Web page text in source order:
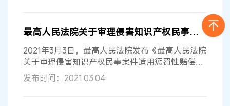
最高人民法院关于审理侵害知识产权民事案件适用惩罚性赔偿的解释
2021年3月3日，最高人民法院发布《最高人民法院
关于审理侵害知识产权民事案件适用惩罚性赔偿的
解释》（以下简称《解释》）。 《解...
发布时间：2021.03.04